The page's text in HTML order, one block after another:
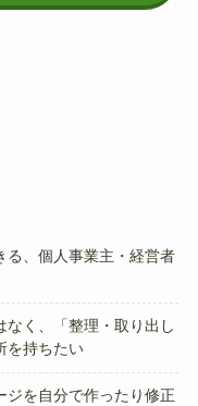
る、個人事業主・経営者
なく、「整理・取り出し
を持ちたい
ジを自分で作ったり修正